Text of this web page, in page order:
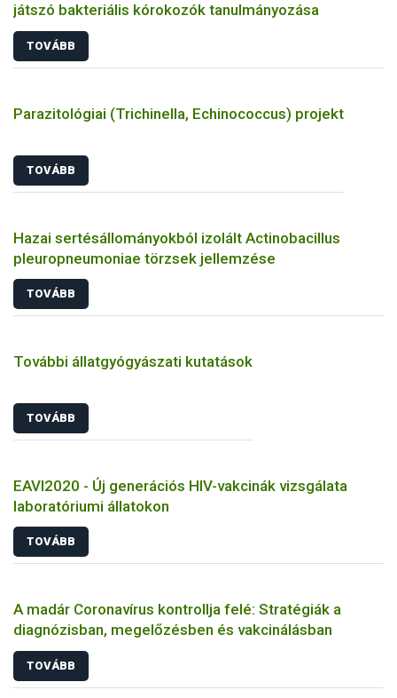
játszó bakteriális kórokozók tanulmányozása
TOVÁBB
Parazitológiai (Trichinella, Echinococcus) projekt
TOVÁBB
Hazai sertésállományokból izolált Actinobacillus
pleuropneumoniae törzsek jellemzése
TOVÁBB
További állatgyógyászati kutatások
TOVÁBB
EAVI2020 - Új generációs HIV-vakcinák vizsgálata
laboratóriumi állatokon
TOVÁBB
A madár Coronavírus kontrollja felé: Stratégiák a
diagnózisban, megelőzésben és vakcinálásban
TOVÁBB